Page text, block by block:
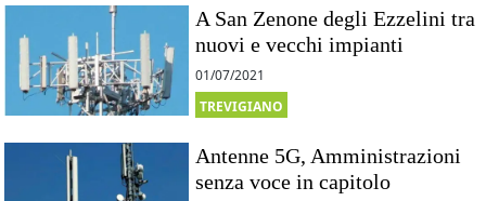
A San Zenone degli Ezzelini tra
nuovi e vecchi impianti
01/07/2021
TREVIGIANO
Antenne 5G, Amministrazioni
senza voce in capitolo